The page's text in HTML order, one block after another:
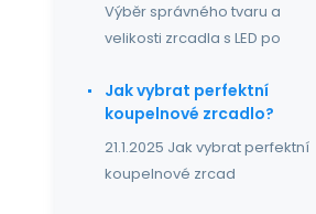
Výběr správného tvaru a
velikosti zrcadla s LED po
Jak vybrat perfektní
koupelnové zrcadlo?
21.1.2025 Jak vybrat perfektní
koupelnové zrcad